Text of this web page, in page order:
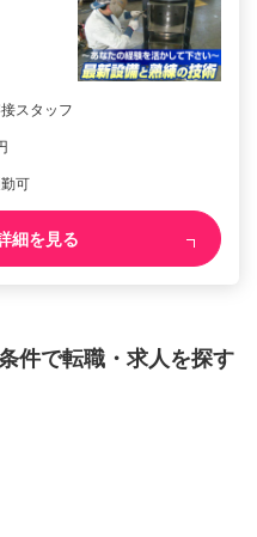
スタッフ
可
細を見る
件で転職・求人を探す